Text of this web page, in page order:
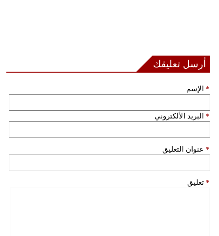
أرسل تعليقك
الإسم *
البريد الألكتروني *
عنوان التعليق *
تعليق *